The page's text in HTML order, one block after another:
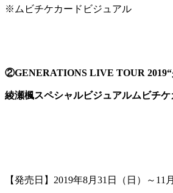
※ムビチケカードビジュアル
②GENERATIONS LIVE TOUR
綾瀬楓スペシャルビジュアルムビチケ
【発売日】2019年8月31日（日）～11